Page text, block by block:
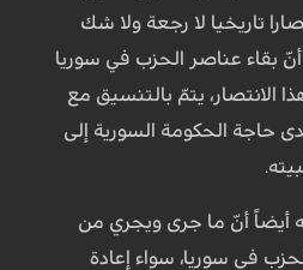
تاريخيا لا رجعة ولا شك
بقاء عناصر الحزب في سوريا
الانتصار، يتمّ بالتنسيق مع
حاجة الحكومة السورية إلى
أيضاً أنّ ما جرى ويجري من
في سوريا، سواء إعادة